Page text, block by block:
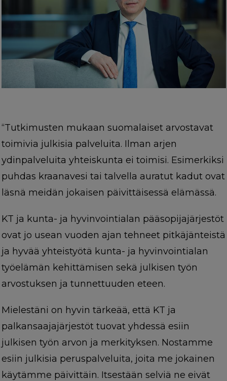
“Tutkimusten mukaan suomalaiset arvostavat
toimivia julkisia palveluita. Ilman arjen
ydinpalveluita yhteiskunta ei toimisi. Esimerkiksi
puhdas kraanavesi tai talvella auratut kadut ovat
läsnä meidän jokaisen päivittäisessä elämässä.
KT ja kunta- ja hyvinvointialan pääsopijajärjestöt
ovat jo usean vuoden ajan tehneet pitkäjänteistä
ja hyvää yhteistyötä kunta- ja hyvinvointialan
työelämän kehittämisen sekä julkisen työn
arvostuksen ja tunnettuuden eteen.
Mielestäni on hyvin tärkeää, että KT ja
palkansaajajärjestöt tuovat yhdessä esiin
julkisen työn arvon ja merkityksen. Nostamme
esiin julkisia peruspalveluita, joita me jokainen
käytämme päivittäin. Itsestään selviä ne eivät